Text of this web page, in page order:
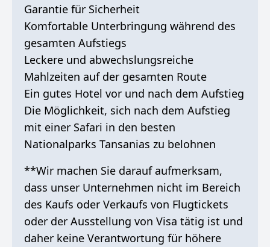
Garantie für Sicherheit
Komfortable Unterbringung während des
gesamten Aufstiegs
Leckere und abwechslungsreiche
Mahlzeiten auf der gesamten Route
Ein gutes Hotel vor und nach dem Aufstieg
Die Möglichkeit, sich nach dem Aufstieg
mit einer Safari in den besten
Nationalparks Tansanias zu belohnen
**Wir machen Sie darauf aufmerksam,
dass unser Unternehmen nicht im Bereich
des Kaufs oder Verkaufs von Flugtickets
oder der Ausstellung von Visa tätig ist und
daher keine Verantwortung für höhere